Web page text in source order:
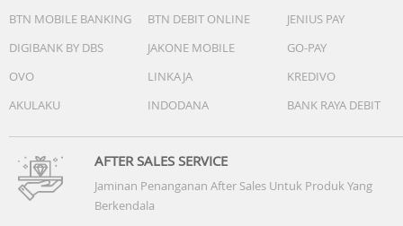
Bypass Charging
Ketahanan
MIL-STD-810 US Military Grade Standard
Audio
Dual Speaker
Dolby Atmos
Hi-Res Audio
BTN MOBILE BANKING
BTN DEBIT ONLINE
JENIUS PAY
DIGIBANK BY DBS
JAKONE MOBILE
GO-PAY
OVO
LINKAJA
KREDIVO
AKULAKU
INDODANA BANK RAYA DEBIT
AFTER SALES SERVICE
Jaminan Penanganan After Sales Untuk Produk Yang
Berkendala